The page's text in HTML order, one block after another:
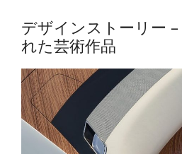
デザインストーリー
れた芸術作品